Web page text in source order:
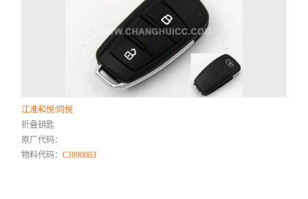
江淮和悦/同悦
折叠钥匙
原厂代码：
物料代码：CJ890003